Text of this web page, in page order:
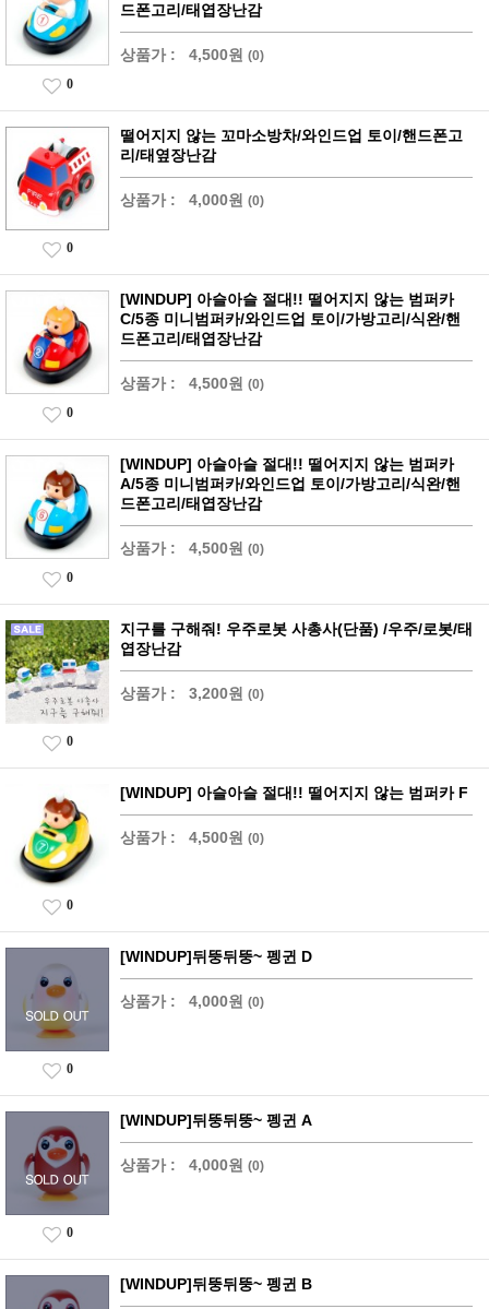
드폰고리/태엽장난감
상품가 : 4,500원 (0)
0
떨어지지 않는 꼬마소방차/와인드업 토이/핸드폰고
리/태옆장난감
상품가 : 4,000원 (0)
0
[WINDUP] 아슬아슬 절대!! 떨어지지 않는 범퍼카
C/5종 미니범퍼카/와인드업 토이/가방고리/식완/핸
드폰고리/태엽장난감
상품가 : 4,500원 (0)
0
[WINDUP] 아슬아슬 절대!! 떨어지지 않는 범퍼카
A/5종 미니범퍼카/와인드업 토이/가방고리/식완/핸
드폰고리/태엽장난감
상품가 : 4,500원 (0)
0
지구를 구해줘! 우주로봇 사총사(단품) /우주/로봇/태
엽장난감
상품가 : 3,200원 (0)
0
[WINDUP] 아슬아슬 절대!! 떨어지지 않는 범퍼카 F
상품가 : 4,500원 (0)
0
[WINDUP]뒤뚱뒤뚱~ 펭귄 D
상품가 : 4,000원 (0)
0
[WINDUP]뒤뚱뒤뚱~ 펭귄 A
상품가 : 4,000원 (0)
0
[WINDUP]뒤뚱뒤뚱~ 펭귄 B